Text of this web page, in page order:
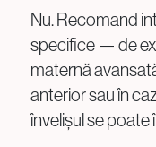
Nu. Recomand
specifice — de
maternă
anterior sau în
învelișul se poate